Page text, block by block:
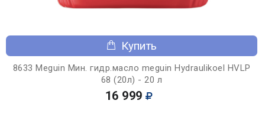
Купить
8633 Meguin Мин. гидр.масло meguin Hydraulikoel HVLP
68 (20л) - 20 л
16 999